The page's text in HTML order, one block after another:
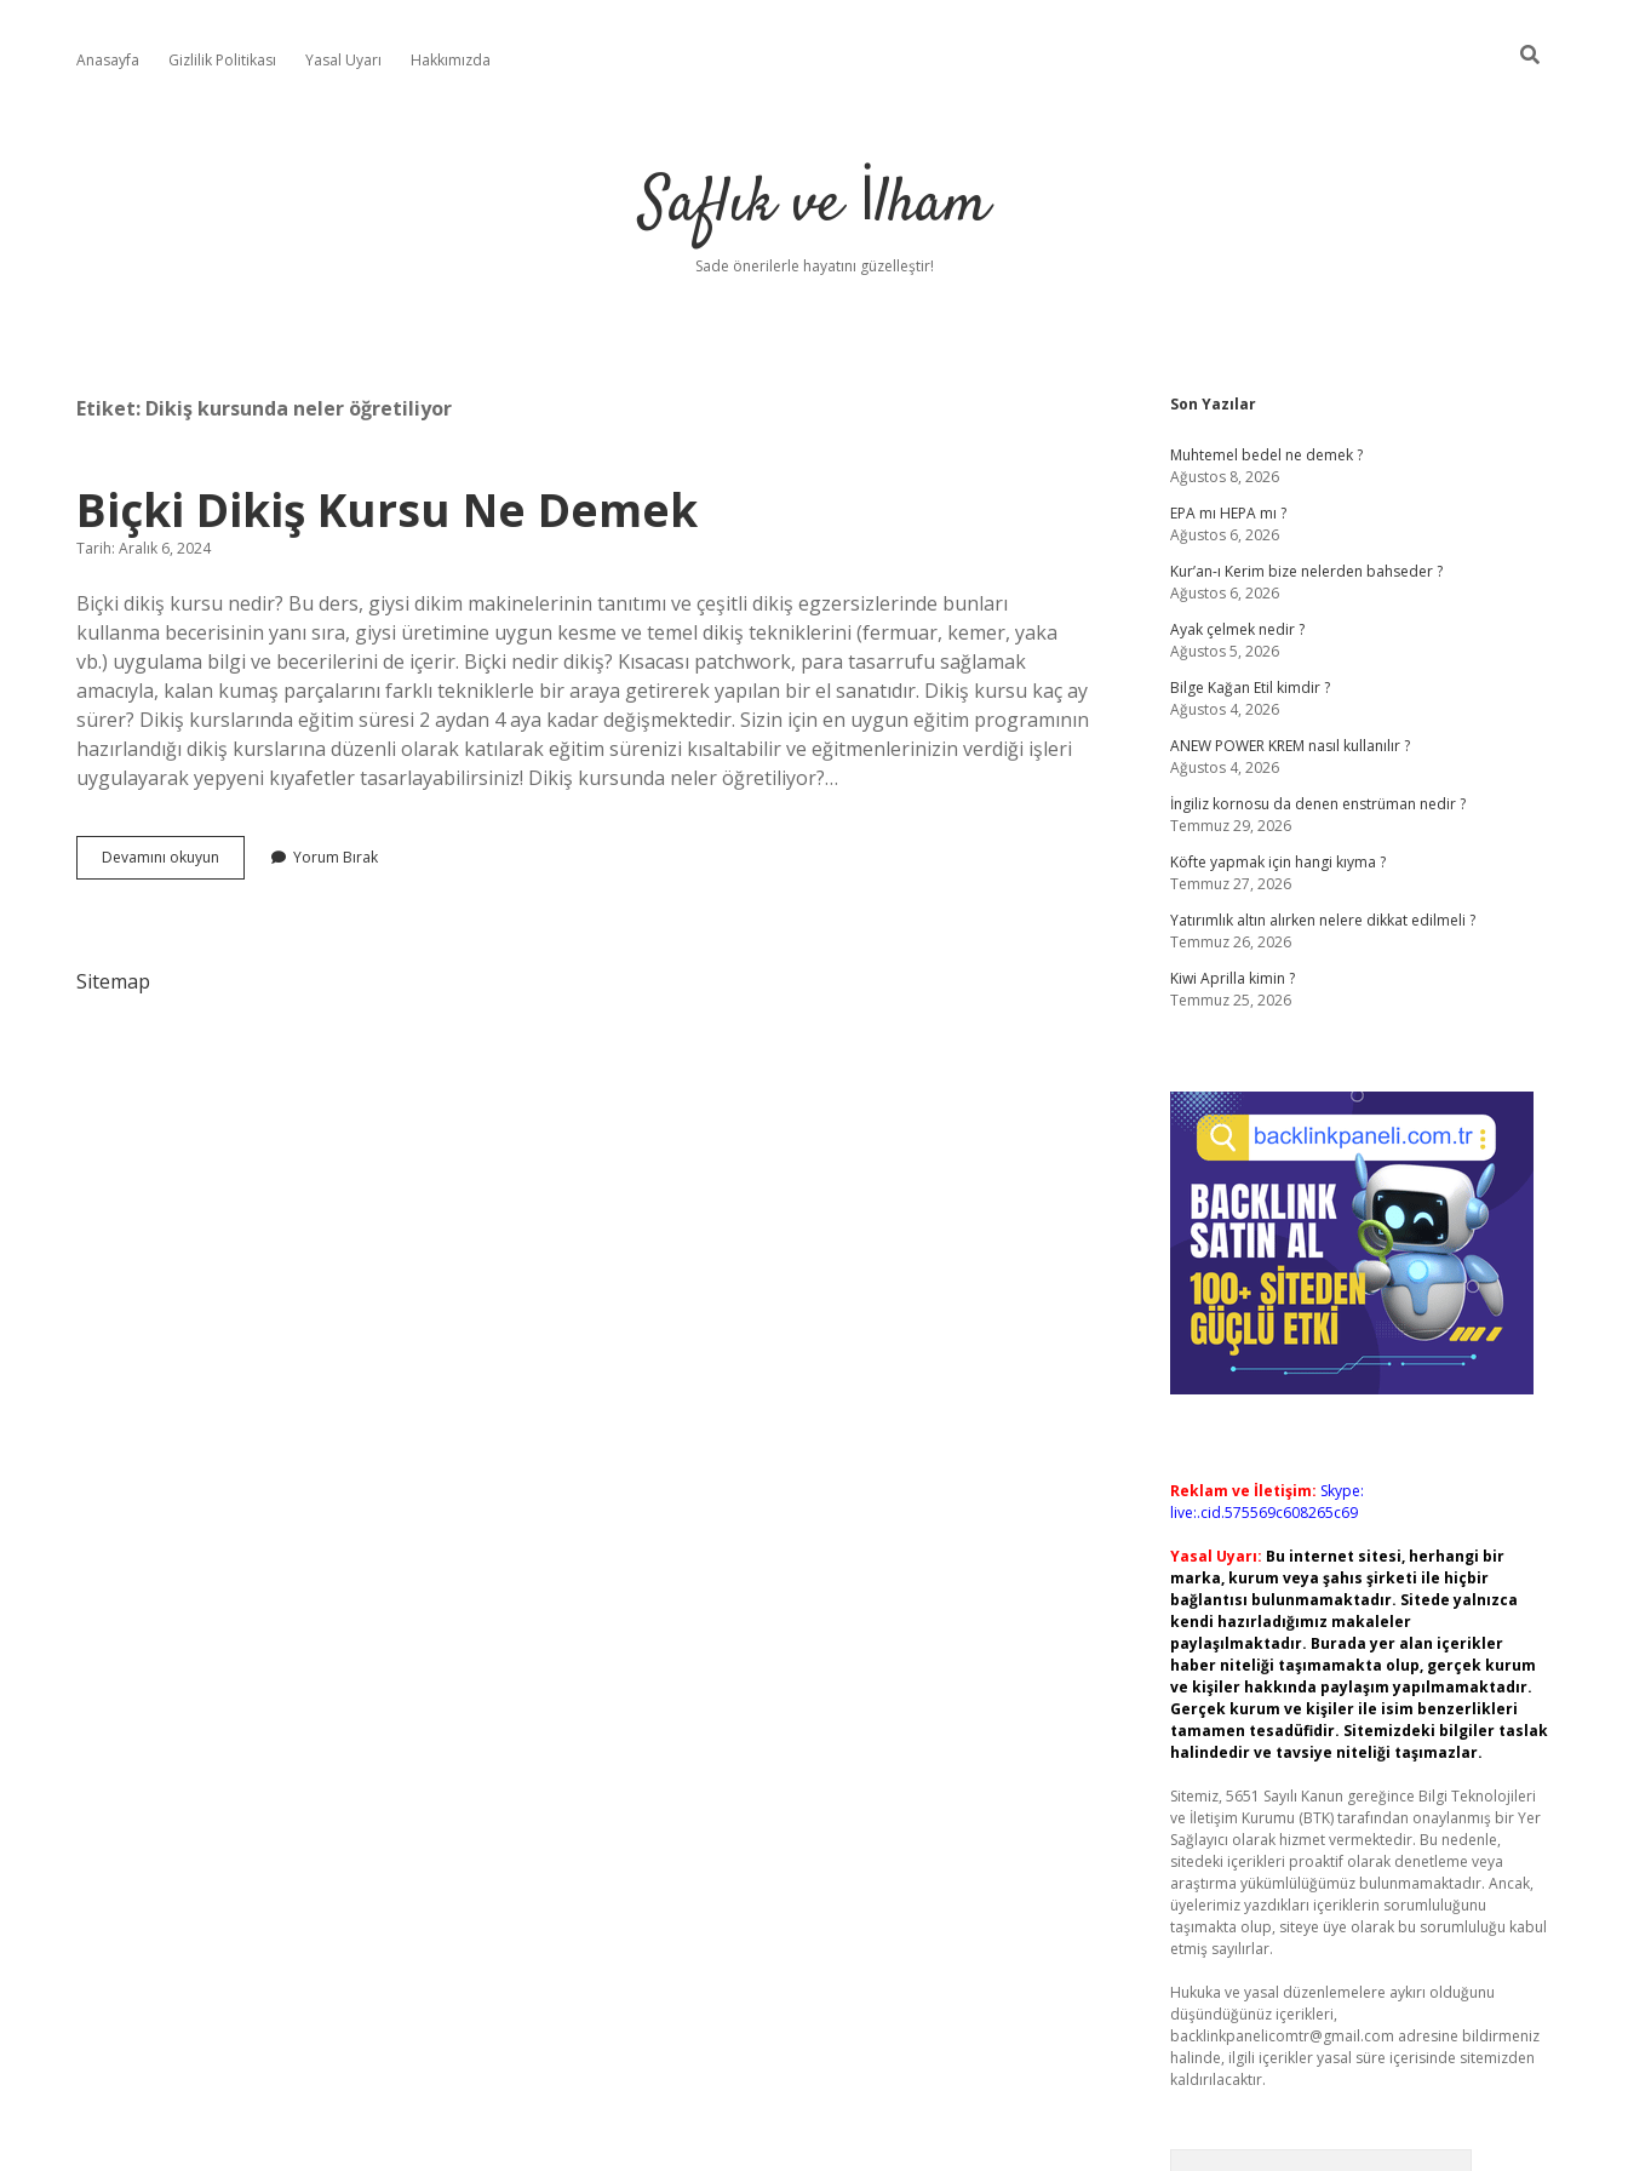
Anasayfa Gizlilik Politikası Yasal Uyarı Hakkımızda
Saflık ve İlham
Sade önerilerle hayatını güzelleştir!
Etiket: Dikiş kursunda neler öğretiliyor
Biçki Dikiş Kursu Ne Demek
Tarih: Aralık 6, 2024
Biçki dikiş kursu nedir? Bu ders, giysi dikim makinelerinin tanıtımı ve çeşitli dikiş egzersizlerinde bunları
kullanma becerisinin yanı sıra, giysi üretimine uygun kesme ve temel dikiş tekniklerini (fermuar, kemer, yaka
vb.) uygulama bilgi ve becerilerini de içerir. Biçki nedir dikiş? Kısacası patchwork, para tasarrufu sağlamak
amacıyla, kalan kumaş parçalarını farklı tekniklerle bir araya getirerek yapılan bir el sanatıdır. Dikiş kursu kaç ay
sürer? Dikiş kurslarında eğitim süresi 2 aydan 4 aya kadar değişmektedir. Sizin için en uygun eğitim programının
hazırlandığı dikiş kurslarına düzenli olarak katılarak eğitim sürenizi kısaltabilir ve eğitmenlerinizin verdiği işleri
uygulayarak yepyeni kıyafetler tasarlayabilirsiniz! Dikiş kursunda neler öğretiliyor?…
Devamını okuyun
Dikiş
Yorum Bırak
Sitemap
Sidebar
Son Yazılar
Muhtemel bedel ne demek ?
Ağustos 8, 2026
EPA mı HEPA mı ?
Ağustos 6, 2026
Kur’an-ı Kerim bize nelerden bahseder ?
Ağustos 6, 2026
Ayak çelmek nedir ?
Ağustos 5, 2026
Bilge Kağan Etil kimdir ?
Ağustos 4, 2026
ANEW POWER KREM nasıl kullanılır ?
Ağustos 4, 2026
İngiliz kornosu da denen enstrüman nedir ?
Temmuz 29, 2026
Köfte yapmak için hangi kıyma ?
Temmuz 27, 2026
Yatırımlık altın alırken nelere dikkat edilmeli ?
Temmuz 26, 2026
Kiwi Aprilla kimin ?
Temmuz 25, 2026
Reklam ve İletişim: Skype:
live:.cid.575569c608265c69
Yasal Uyarı: Bu internet sitesi, herhangi bir
marka, kurum veya şahıs şirketi ile hiçbir
bağlantısı bulunmamaktadır. Sitede yalnızca
kendi hazırladığımız makaleler
paylaşılmaktadır. Burada yer alan içerikler
haber niteliği taşımamakta olup, gerçek kurum
ve kişiler hakkında paylaşım yapılmamaktadır.
Gerçek kurum ve kişiler ile isim benzerlikleri
tamamen tesadüfidir. Sitemizdeki bilgiler taslak
halindedir ve tavsiye niteliği taşımazlar.
Sitemiz, 5651 Sayılı Kanun gereğince Bilgi Teknolojileri
ve İletişim Kurumu (BTK) tarafından onaylanmış bir Yer
Sağlayıcı olarak hizmet vermektedir. Bu nedenle,
sitedeki içerikleri proaktif olarak denetleme veya
araştırma yükümlülüğümüz bulunmamaktadır. Ancak,
üyelerimiz yazdıkları içeriklerin sorumluluğunu
taşımakta olup, siteye üye olarak bu sorumluluğu kabul
etmiş sayılırlar.
Hukuka ve yasal düzenlemelere aykırı olduğunu
düşündüğünüz içerikleri,
backlinkpanelicomtr@gmail.com adresine bildirmeniz
halinde, ilgili içerikler yasal süre içerisinde sitemizden
kaldırılacaktır.